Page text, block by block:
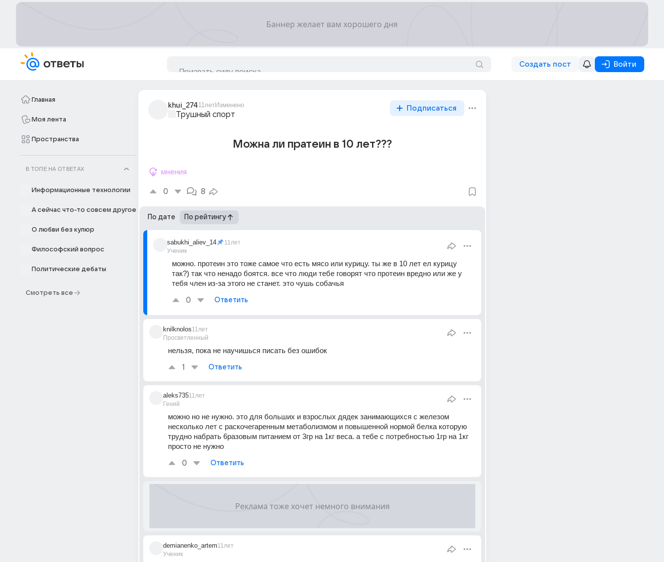
Создать пост Войти
Главная
Моя лента
Пространства
В ТОПЕ НА ОТВЕТАХ
Информационные технологии
А сейчас что-то совсем другое
О любви без купюр
Философский вопрос
Политические дебаты
Смотреть все
khui_27411летИзменено
Трушный спорт
Подписаться
Можна ли пратеин в 10 лет???
мнения
0 8
По дате По рейтингу
sabukhi_aliev_14
Ученик
11лет
можно. протеин это тоже самое что есть мясо или курицу. ты же в 10 лет ел курицу
так?) так что ненадо боятся. все что люди тебе говорят что протеин вредно или же у
тебя член из-за этого не станет. это чушь собачья
0 Ответить
knilknolos
Просветленный
11лет
нельзя, пока не научишься писать без ошибок
1 Ответить
aleks735
Гений
11лет
можно но не нужно. это для больших и взрослых дядек занимающихся с железом
несколько лет с раскочегаренным метаболизмом и повышенной нормой белка которую
трудно набрать 6разовым питанием от 3гр на 1кг веса. а тебе с потребностью 1гр на 1кг
просто не нужно
0 Ответить
demianenko_artem
Ученик
11лет